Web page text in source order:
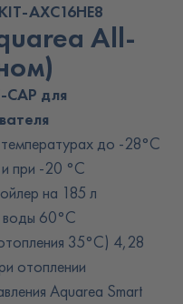
All-
CAP для
до -28°C
при -20 °C
на 185 л
воды 60°C
35°C) 4,28
отоплении
Aquarea Smart